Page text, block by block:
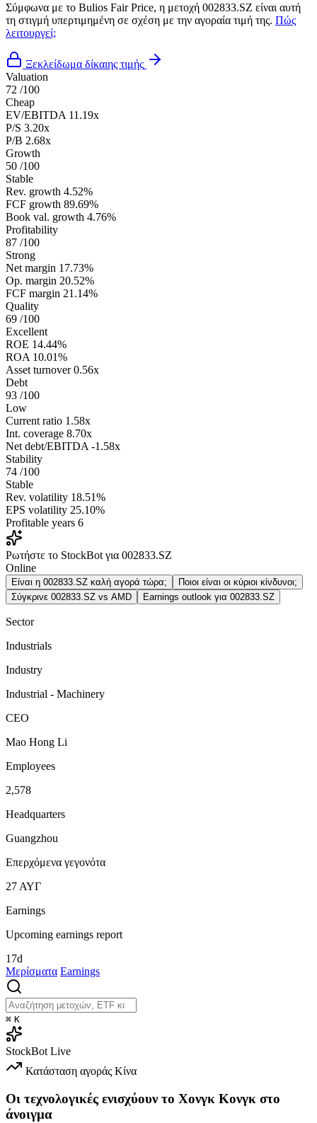
Σύμφωνα με το Bulios Fair Price, η μετοχή 002833.SZ είναι αυτή
τη στιγμή υπερτιμημένη σε σχέση με την αγοραία τιμή της. Πώς
λειτουργεί;
Ξεκλείδωμα δίκαιης τιμής
Valuation
72 /100
Cheap
EV/EBITDA 11.19x
P/S 3.20x
P/B 2.68x
Growth
50 /100
Stable
Rev. growth 4.52%
FCF growth 89.69%
Book val. growth 4.76%
Profitability
87 /100
Strong
Net margin 17.73%
Op. margin 20.52%
FCF margin 21.14%
Quality
69 /100
Excellent
ROE 14.44%
ROA 10.01%
Asset turnover 0.56x
Debt
93 /100
Low
Current ratio 1.58x
Int. coverage 8.70x
Net debt/EBITDA -1.58x
Stability
74 /100
Stable
Rev. volatility 18.51%
EPS volatility 25.10%
Profitable years 6
Ρωτήστε το StockBot για 002833.SZ
Online
Είναι η 002833.SZ καλή αγορά τώρα;
Ποιοι είναι οι κύριοι κίνδυνοι;
Σύγκρινε 002833.SZ vs AMD
Earnings outlook για 002833.SZ
Sector
Industrials
Industry
Industrial - Machinery
CEO
Mao Hong Li
Employees
2,578
Headquarters
Guangzhou
Επερχόμενα γεγονότα
27 ΑΥΓ
Earnings
Upcoming earnings report
17d
Μερίσματα Earnings
⌘ K
StockBot Live
Κατάσταση αγοράς Κίνα
Οι τεχνολογικές ενισχύουν το Χονγκ Κονγκ στο
άνοιγμα